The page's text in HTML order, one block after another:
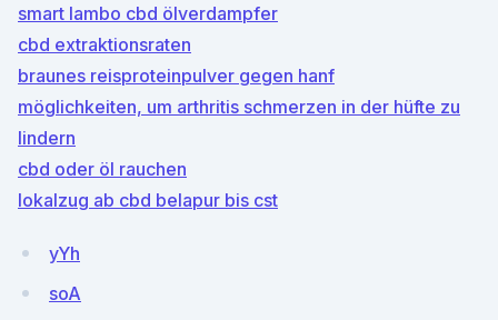
smart lambo cbd ölverdampfer
cbd extraktionsraten
braunes reisproteinpulver gegen hanf
möglichkeiten, um arthritis schmerzen in der hüfte zu
lindern
cbd oder öl rauchen
lokalzug ab cbd belapur bis cst
yYh
soA